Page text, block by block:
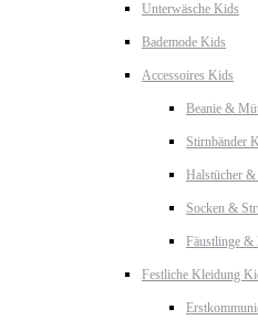
Unterwäsche Kids
Bademode Kids
Accessoires Kids
Beanie &
Stirnbänder
Halstücher
Socken &
Fäustlinge &
Festliche Kleidung